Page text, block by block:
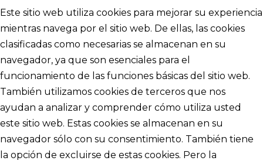
Este sitio web utiliza cookies para mejorar su experiencia
mientras navega por el sitio web. De ellas, las cookies
clasificadas como necesarias se almacenan en su
navegador, ya que son esenciales para el
funcionamiento de las funciones básicas del sitio web.
También utilizamos cookies de terceros que nos
ayudan a analizar y comprender cómo utiliza usted
este sitio web. Estas cookies se almacenan en su
navegador sólo con su consentimiento. También tiene
la opción de excluirse de estas cookies. Pero la